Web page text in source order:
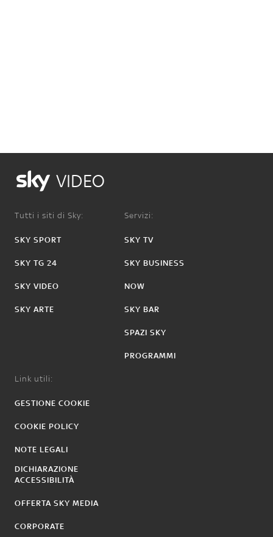
VIDEO
Tutti i siti di Sky:
SKY SPORT
SKY TG 24
SKY VIDEO
SKY ARTE
Servizi:
SKY TV
SKY BUSINESS
NOW
SKY BAR
SPAZI SKY
PROGRAMMI
Link utili:
GESTIONE COOKIE
COOKIE POLICY
NOTE LEGALI
DICHIARAZIONE
ACCESSIBILITÀ
OFFERTA SKY MEDIA
CORPORATE